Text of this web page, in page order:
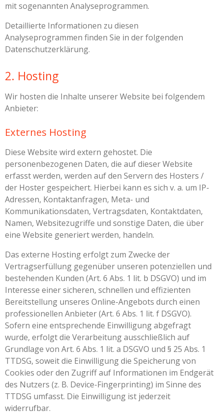
mit sogenannten Analyseprogrammen.
Detaillierte Informationen zu diesen
Analyseprogrammen finden Sie in der folgenden
Datenschutzerklärung.
2. Hosting
Wir hosten die Inhalte unserer Website bei folgendem
Anbieter:
Externes Hosting
Diese Website wird extern gehostet. Die
personenbezogenen Daten, die auf dieser Website
erfasst werden, werden auf den Servern des Hosters /
der Hoster gespeichert. Hierbei kann es sich v. a. um IP-
Adressen, Kontaktanfragen, Meta- und
Kommunikationsdaten, Vertragsdaten, Kontaktdaten,
Namen, Websitezugriffe und sonstige Daten, die über
eine Website generiert werden, handeln.
Das externe Hosting erfolgt zum Zwecke der
Vertragserfüllung gegenüber unseren potenziellen und
bestehenden Kunden (Art. 6 Abs. 1 lit. b DSGVO) und im
Interesse einer sicheren, schnellen und effizienten
Bereitstellung unseres Online-Angebots durch einen
professionellen Anbieter (Art. 6 Abs. 1 lit. f DSGVO).
Sofern eine entsprechende Einwilligung abgefragt
wurde, erfolgt die Verarbeitung ausschließlich auf
Grundlage von Art. 6 Abs. 1 lit. a DSGVO und § 25 Abs. 1
TTDSG, soweit die Einwilligung die Speicherung von
Cookies oder den Zugriff auf Informationen im Endgerät
des Nutzers (z. B. Device-Fingerprinting) im Sinne des
TTDSG umfasst. Die Einwilligung ist jederzeit
widerrufbar.